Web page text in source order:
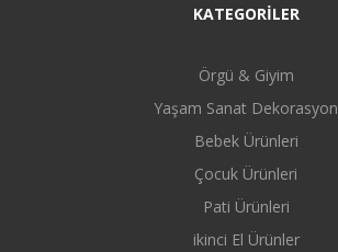
KATEGORİLER
Örgü & Giyim
Yaşam Sanat Dekorasyon
Bebek Ürünleri
Çocuk Ürünleri
Pati Ürünleri
ikinci El Ürünler